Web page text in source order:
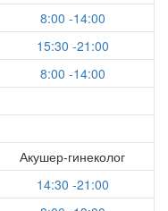
8:00 -14:00
15:30 -21:00
8:00 -14:00
Акушер-гинеколог
14:30 -21:00